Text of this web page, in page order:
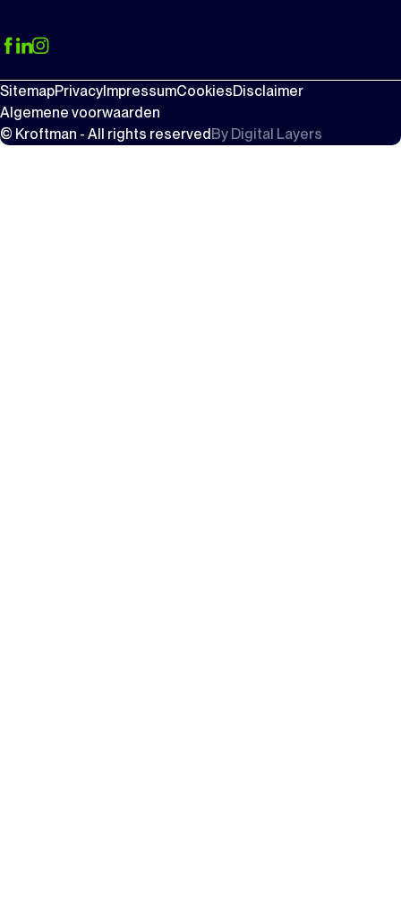
SitemapPrivacy ImpressumCookiesDisclaimer
Algemene voorwaarden
© Kroftman - All rights reserved By Digital Layers